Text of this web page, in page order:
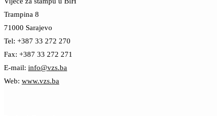
Trampina 8
71000 Sarajevo
Tel: +387 33 272 270
Fax: +387 33 272 271
E-mail: info@vzs.ba
Web: www.vzs.ba